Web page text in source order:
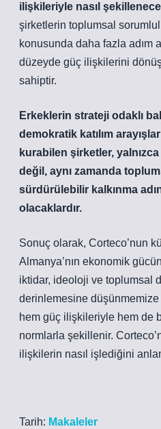
ilişkileriyle nasıl
şirketlerin toplumsal
konusunda daha fazla adım
düzeyde güç ilişkilerini
sahiptir.
Erkeklerin strateji odaklı
demokratik katılım
kurabilen şirketler,
değil, aynı zamanda
sürdürülebilir kalkınma
olacaklardır.
Sonuç olarak, Corteco’nun
Almanya’nın ekonomik
iktidar, ideoloji ve toplumsal
derinlemesine
hem güç ilişkileriyle hem de
normlarla şekillenir.
ilişkilerin nasıl işlediğini
Tarih: Makaleler